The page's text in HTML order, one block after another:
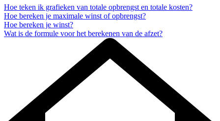
Hoe teken ik grafieken van totale opbrengst en totale kosten?
Hoe bereken je maximale winst of opbrengst?
Hoe bereken je winst?
Wat is de formule voor het berekenen van de afzet?